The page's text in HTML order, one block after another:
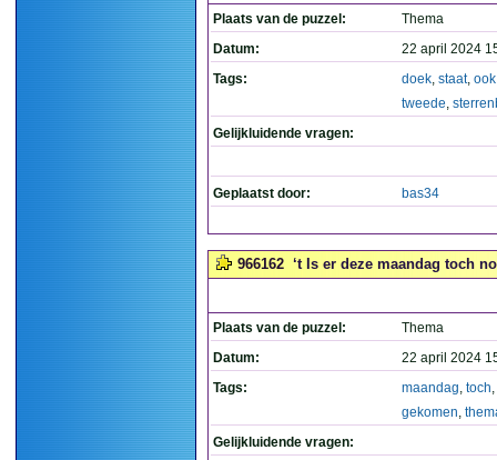
Plaats van de puzzel:
Thema
Datum:
22 april 2024
Tags:
doek, staat, ook
tweede,
Gelijkluidende vragen:
Geplaatst door: bas34
966162 ‘t Is er deze maandag toch
Plaats van de puzzel:
Thema
Datum:
22 april 2024
Tags:
maandag, toch,
gekomen,
Gelijkluidende vragen: